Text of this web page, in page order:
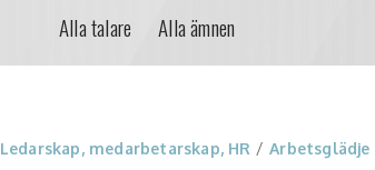
Alla talare
Alla ämnen
Ledarskap, medarbetarskap, HR /Arbetsglädje